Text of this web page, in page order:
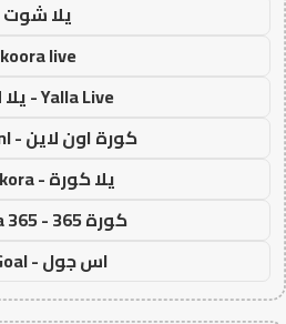
يلا شوت
koora live
Yalla Live - يلا لايف
كورة اون لاين - koora onl
يلا كورة - yallakora
كورة 365 - kooora 365
اس جول - AS Goal